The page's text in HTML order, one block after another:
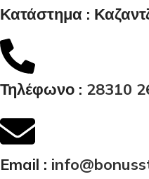
Κατάστημα :
Τηλέφωνο : 28310
Email :